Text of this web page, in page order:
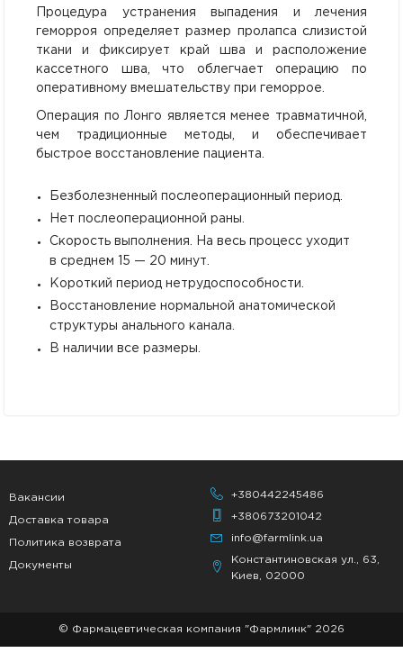
Процедура устранения выпадения и лечения
геморроя определяет размер пролапса слизистой
ткани и фиксирует край шва и расположение
кассетного шва, что облегчает операцию по
оперативному вмешательству при геморрое.
Операция по Лонго является менее травматичной,
чем традиционные методы, и обеспечивает
быстрое восстановление пациента.
Безболезненный послеоперационный период.
Нет послеоперационной раны.
Скорость выполнения. На весь процесс уходит
в среднем 15 — 20 минут.
Короткий период нетрудоспособности.
Восстановление нормальной анатомической
структуры анального канала.
В наличии все размеры.
Вакансии
Доставка товара
Политика возврата
Документы
+380442245486
+380673201042
info@farmlink.ua
Константиновская ул., 63,
Киев, 02000
© Фармацевтическая компания "Фармлинк" 2026